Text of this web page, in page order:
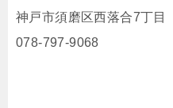
神戸市須磨区西落合7丁目
078-797-9068